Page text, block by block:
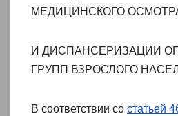
МЕДИЦИНСКОГО
И ДИСПАНСЕРИЗАЦИИ
ГРУПП ВЗРОСЛОГО
В соответствии со статьей